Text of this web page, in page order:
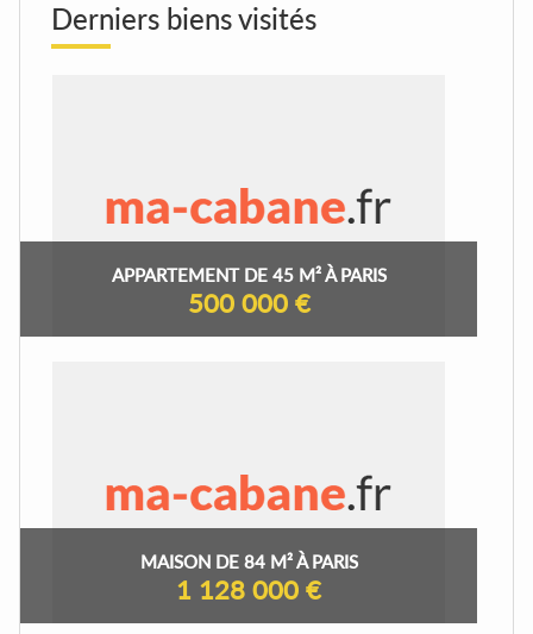
Derniers biens visités
APPARTEMENT DE 45 M² À PARIS
500 000 €
MAISON DE 84 M² À PARIS
1 128 000 €